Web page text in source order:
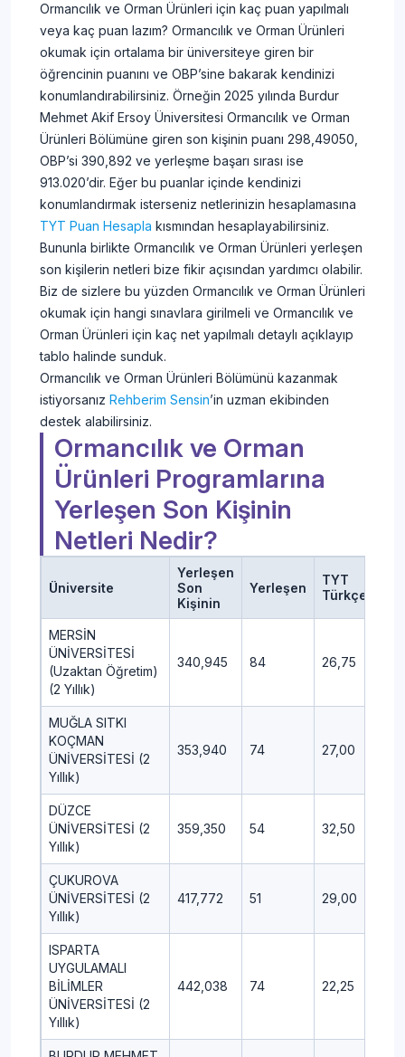
Ormancılık ve Orman Ürünleri için kaç puan yapılmalı
veya kaç puan lazım? Ormancılık ve Orman Ürünleri
okumak için ortalama bir üniversiteye giren bir
öğrencinin puanını ve OBP’sine bakarak kendinizi
konumlandırabilirsiniz. Örneğin 2025 yılında Burdur
Mehmet Akif Ersoy Üniversitesi Ormancılık ve Orman
Ürünleri Bölümüne giren son kişinin puanı 298,49050,
OBP’si 390,892 ve yerleşme başarı sırası ise
913.020’dir. Eğer bu puanlar içinde kendinizi
konumlandırmak isterseniz netlerinizin hesaplamasına
TYT Puan Hesapla kısmından hesaplayabilirsiniz.
Bununla birlikte Ormancılık ve Orman Ürünleri yerleşen
son kişilerin netleri bize fikir açısından yardımcı olabilir.
Biz de sizlere bu yüzden Ormancılık ve Orman Ürünleri
okumak için hangi sınavlara girilmeli ve Ormancılık ve
Orman Ürünleri için kaç net yapılmalı detaylı açıklayıp
tablo halinde sunduk.
Ormancılık ve Orman Ürünleri Bölümünü kazanmak
istiyorsanız Rehberim Sensin’in uzman ekibinden
destek alabilirsiniz.
Ormancılık ve Orman
Ürünleri Programlarına
Yerleşen Son Kişinin
Netleri Nedir?
Üniversite
Yerleşen
Son
Kişinin
Yerleşen
TYT
Türkçe
MERSİN
ÜNİVERSİTESİ
(Uzaktan Öğretim)
(2 Yıllık)
340,945 84 26,75
MUĞLA SITKI
KOÇMAN
ÜNİVERSİTESİ (2
Yıllık)
353,940 74 27,00
DÜZCE
ÜNİVERSİTESİ (2
Yıllık)
359,350 54 32,50
ÇUKUROVA
ÜNİVERSİTESİ (2
Yıllık)
417,772 51 29,00
ISPARTA
UYGULAMALI
BİLİMLER
ÜNİVERSİTESİ (2
Yıllık)
442,038 74 22,25